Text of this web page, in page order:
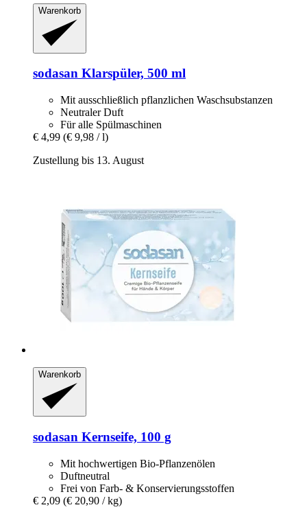
Warenkorb
sodasan Klarspüler, 500 ml
Mit ausschließlich pflanzlichen Waschsubstanzen
Neutraler Duft
Für alle Spülmaschinen
€ 4,99 (€ 9,98 / l)
Zustellung bis 13. August
Warenkorb
sodasan Kernseife, 100 g
Mit hochwertigen Bio-Pflanzenölen
Duftneutral
Frei von Farb- & Konservierungsstoffen
€ 2,09 (€ 20,90 / kg)